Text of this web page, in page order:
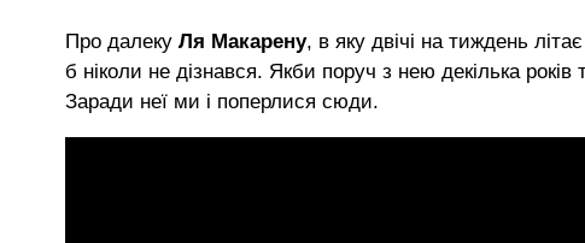
Про далеку Ля Макарену, в яку двічі на тиждень
б ніколи не дізнався. Якби поруч з нею декілька
Заради неї ми і поперлися сюди.